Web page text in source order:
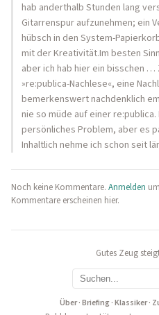
hab anderthalb Stunden lang
Gitarrenspur aufzunehmen; ein
hübsch in den System-
mit der Kreativität.Im besten
aber ich hab hier ein bisschen
»re:publica-Nachlese«, eine
bemerkenswert nachdenklich
nie so müde auf einer
persönliches Problem, aber es
Inhaltlich nehme ich schon seit
Noch keine Kommentare. Anmelden
Kommentare erscheinen hier.
Gutes Zeug
Über·Briefing·Klassiker·